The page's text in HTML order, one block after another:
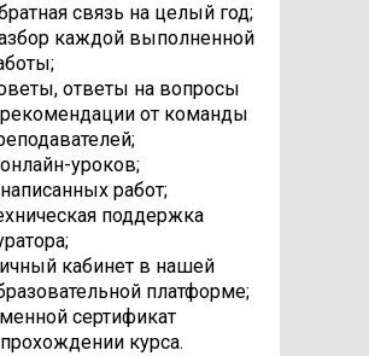
связь на целый год;
каждой выполненной
ответы на вопросы
от команды
уроков;
работ;
поддержка
кабинет в нашей
платформе;
сертификат
курса.